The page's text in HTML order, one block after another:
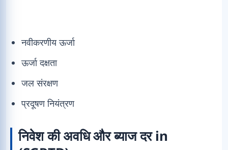
नवीकरणीय ऊर्जा
ऊर्जा दक्षता
जल संरक्षण
प्रदूषण नियंत्रण
निवेश की अवधि और ब्याज दर in